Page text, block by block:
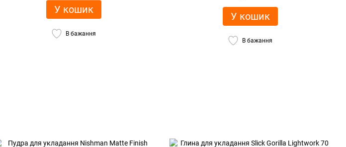
У кошик
В бажання
У кошик
В бажання